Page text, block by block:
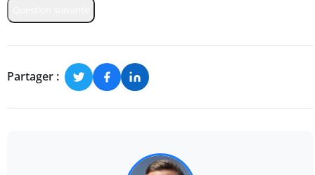
Partager :